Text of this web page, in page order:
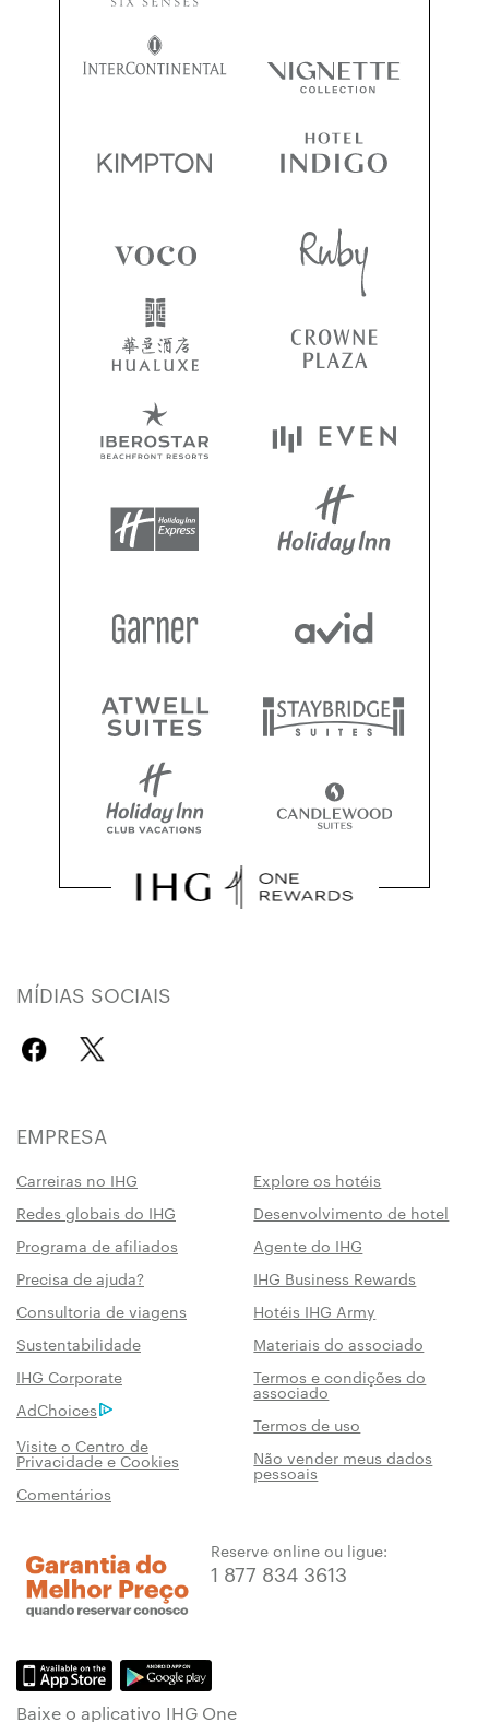
MÍDIAS SOCIAIS
EMPRESA
Carreiras no IHG
Explore os hotéis
Redes globais do IHG
Desenvolvimento de hotel
Programa de afiliados
Agente do IHG
Precisa de ajuda?
IHG Business Rewards
Consultoria de viagens
Hotéis IHG Army
Sustentabilidade
Materiais do associado
IHG Corporate
Termos e condições do
associado
AdChoices
Termos de uso
Visite o Centro de
Privacidade e Cookies Não vender meus dados
pessoais
Comentários
Reserve online ou ligue:
1 877 834 3613
Baixe o aplicativo IHG One